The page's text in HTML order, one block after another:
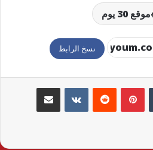
موقع 30 يوم
نسخ الرابط
بينتيريست مشاركة عبر البريد